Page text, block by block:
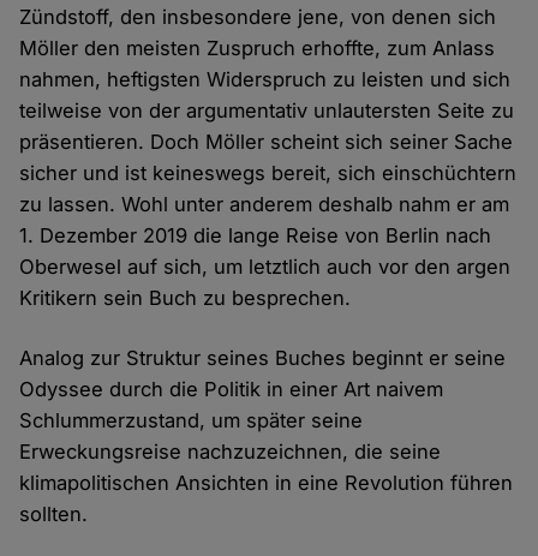
Zündstoff, den insbesondere jene, von denen sich
Möller den meisten Zuspruch erhoffte, zum Anlass
nahmen, heftigsten Widerspruch zu leisten und sich
teilweise von der argumentativ unlautersten Seite zu
präsentieren. Doch Möller scheint sich seiner Sache
sicher und ist keineswegs bereit, sich einschüchtern
zu lassen. Wohl unter anderem deshalb nahm er am
1. Dezember 2019 die lange Reise von Berlin nach
Oberwesel auf sich, um letztlich auch vor den argen
Kritikern sein Buch zu besprechen.
Analog zur Struktur seines Buches beginnt er seine
Odyssee durch die Politik in einer Art naivem
Schlummerzustand, um später seine
Erweckungsreise nachzuzeichnen, die seine
klimapolitischen Ansichten in eine Revolution führen
sollten.